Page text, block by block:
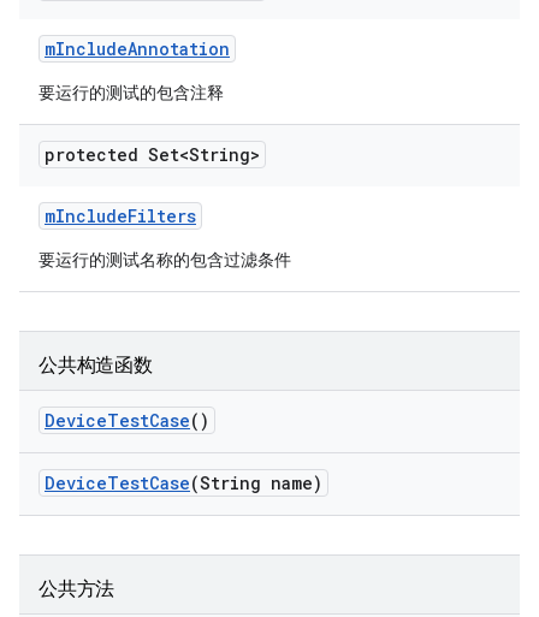
mIncludeAnnotation
要运行的测试的包含注释
protected Set<String>
mIncludeFilters
要运行的测试名称的包含过滤条件
公共构造函数
DeviceTestCase()
DeviceTestCase(String name)
公共方法